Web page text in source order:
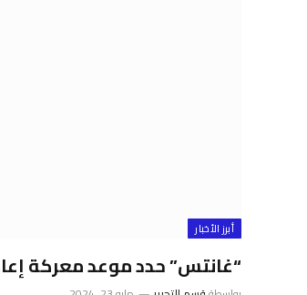
أبرز الأخبار
“غانتس” حدد موعد معركة